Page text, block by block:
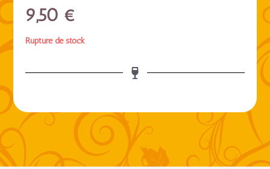
9,50 €
Rupture de stock